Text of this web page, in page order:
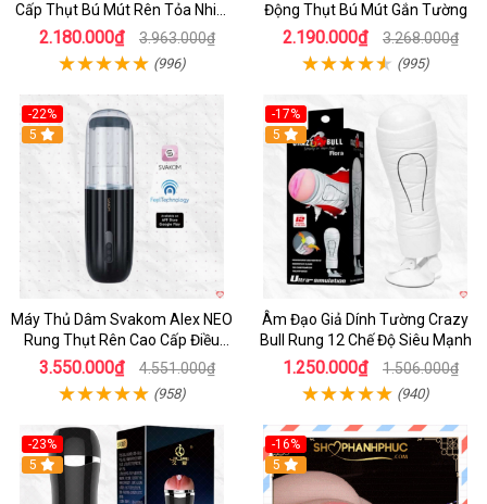
Cấp Thụt Bú Mút Rên Tỏa Nhiệt
Sạc Pin
2.180.000₫ 3.963.000₫
(996)
Động Thụt Bú Mút Gắn Tường
2.190.000₫ 3.268.000₫
(995)
-22%
5
Máy Thủ Dâm Svakom Alex NEO
Rung Thụt Rên Cao Cấp Điều
Khiển App
3.550.000₫ 4.551.000₫
(958)
-17%
5
Âm Đạo Giả Dính Tường Crazy
Bull Rung 12 Chế Độ Siêu Mạnh
1.250.000₫ 1.506.000₫
(940)
-23%
5
-16%
5